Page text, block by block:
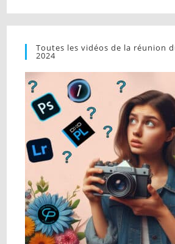
Toutes les vidéos de la réunion
2024